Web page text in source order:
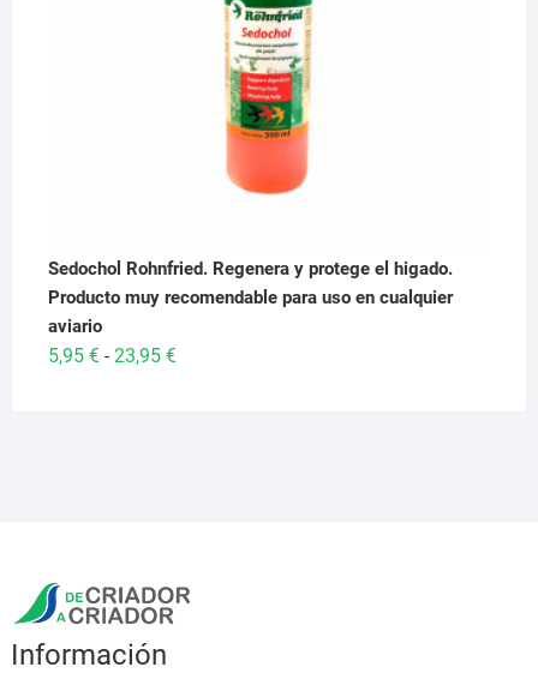
Sedochol Rohnfried. Regenera y protege el higado.
Producto muy recomendable para uso en cualquier
aviario
5,95 € - 23,95 €Rango
Información